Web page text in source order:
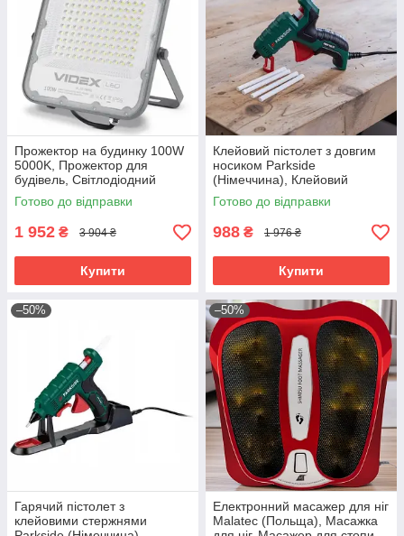
Прожектор на будинку 100W
5000K, Прожектор для
будівель, Світлодіодний
прожектор вуличного
освітлення, Вуличний лед
Готово до відправки
1 952 ₴ 3 904 ₴
Купити
Клейовий пістолет з довгим
носиком Parkside
(Німеччина), Клейовий
пістолет для клею, Клейовий
пістолет маленький, RYH
Готово до відправки
988 ₴ 1 976 ₴
Купити
–50%
Гарячий пістолет з
клейовими стержнями
–50%
Електронний масажер для ніг
Malatec (Польща), Масажка